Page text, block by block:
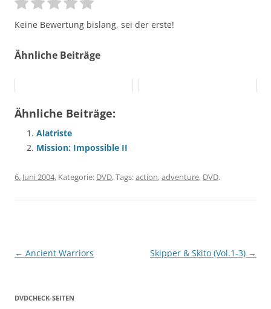
Keine Bewertung bislang, sei der erste!
Ähnliche Beiträge
Ähnliche Beiträge:
Alatriste
Mission: Impossible II
6. Juni 2004, Kategorie: DVD, Tags:action,adventure, DVD.
Beitragsnavigation
← Ancient Warriors Skipper & Skito (Vol.1-3) →
DVDCHECK-SEITEN